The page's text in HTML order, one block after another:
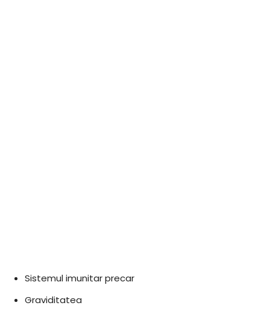
Sistemul imunitar precar
Graviditatea